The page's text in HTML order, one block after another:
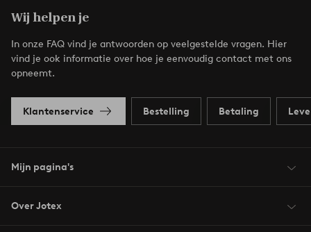
Wij helpen je
In onze FAQ vind je antwoorden op veelgestelde vragen. Hier
vind je ook informatie over hoe je eenvoudig contact met ons
opneemt.
Klantenservice Bestelling Betaling
Mijn pagina's
Over Jotex